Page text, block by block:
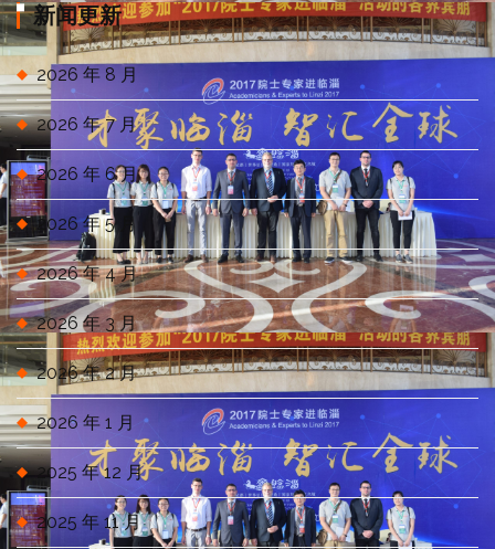
类新闻更新
2026 年 8 月
2026 年 7 月
2026 年 6 月
2026 年 5 月
2026 年 4 月
2026 年 3 月
2026 年 2 月
2026 年 1 月
2025 年 12 月
2025 年 11 月